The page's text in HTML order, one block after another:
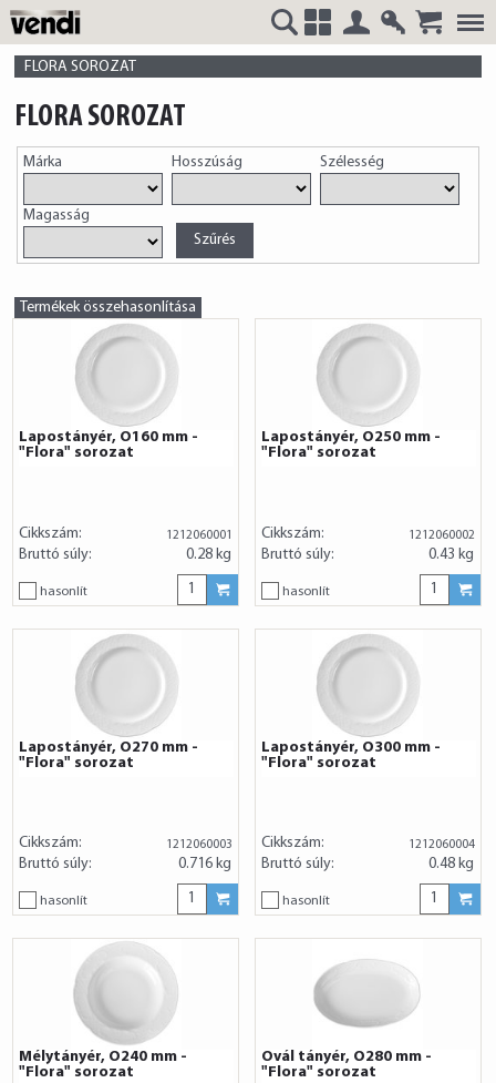
VENDI
HUNGÁRIA
Kft.
FLORA SOROZAT
FLORA SOROZAT
Márka Hosszúság Szélesség
Magasság
Termékek összehasonlítása
Lapostányér, O160 mm -
"Flora" sorozat
Cikkszám: 1212060001
Bruttó súly: 0.28 kg
hasonlít
Lapostányér, O250 mm -
"Flora" sorozat
Cikkszám: 1212060002
Bruttó súly: 0.43 kg
hasonlít
Lapostányér, O270 mm -
"Flora" sorozat
Cikkszám: 1212060003
Bruttó súly: 0.716 kg
hasonlít
Lapostányér, O300 mm -
"Flora" sorozat
Cikkszám: 1212060004
Bruttó súly: 0.48 kg
hasonlít
Mélytányér, O240 mm -
"Flora" sorozat
Ovál tányér, O280 mm -
"Flora" sorozat